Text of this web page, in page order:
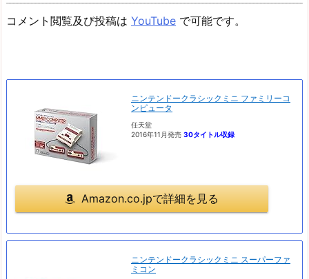
コメント閲覧及び投稿は YouTube で可能です。
ニンテンドークラシックミニ ファミリーコ
ンピュータ
任天堂
2016年11月発売 30タイトル収録
Amazon.co.jpで詳細を見る
ニンテンドークラシックミニ スーパーファ
ミコン